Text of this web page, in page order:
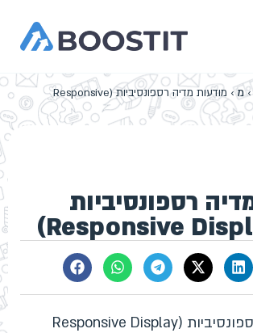
›מ›
מודעות מדיה רספונסיביות (Responsive
רספונסיביות
מודעות מדיה רספונסיביות (Responsive Display